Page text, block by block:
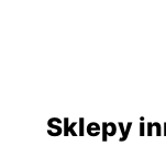
CCC
Sklepy